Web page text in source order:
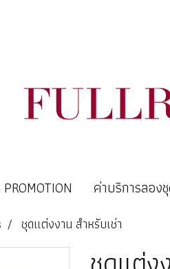
ค่าบริการลอง
ชุดแต่งงาน สำหรับเช่า